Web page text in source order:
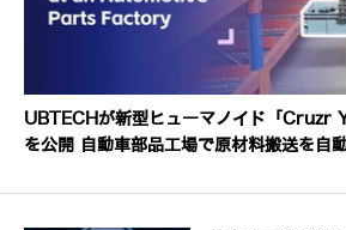
UBTECHが新型ヒューマノイド「Cruzr
を公開 自動車部品工場で原材料搬送を自